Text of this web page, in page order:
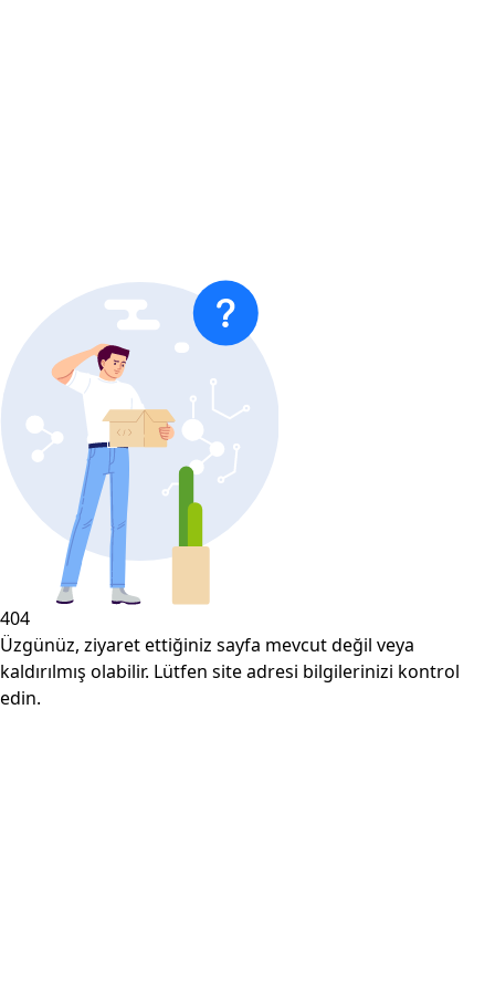
404
Üzgünüz, ziyaret ettiğiniz sayfa mevcut değil veya
kaldırılmış olabilir. Lütfen site adresi bilgilerinizi kontrol
edin.